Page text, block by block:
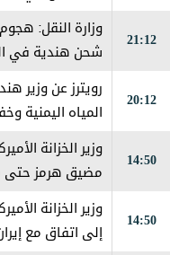
21:12
وزارة النقل:
شحن هندية في
20:12
رويترز عن وزير
المياه اليمنية
14:50
وزير الخزانة
مضيق هرمز حتى
14:50
وزير الخزانة
إلى اتفاق مع